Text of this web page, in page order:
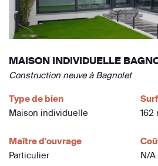
MAISON INDIVIDUELLE
Construction neuve à Bagnolet
Type de bien
Maison individuelle
162
Maître d'ouvrage
Particulier
N/A